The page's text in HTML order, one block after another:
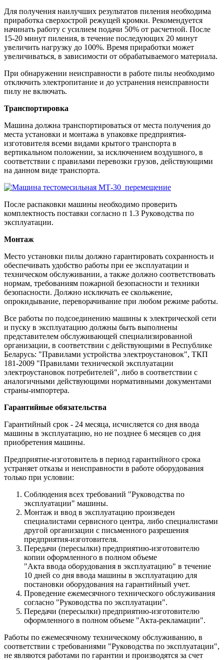
Для получения наилучших результатов пиления необходима
приработка сверхострой режущей кромки. Рекомендуется
начинать работу с усилием подачи 50% от расчетной. После
15-20 минут пиления, в течение последующих 20 минут
увеличить нагрузку до 100%. Время приработки может
увеличиваться, в зависимости от обрабатываемого материала.
При обнаружении неисправности в работе пилы необходимо
отключить электропитание и до устранения неисправности
пилу не включать.
Транспортировка
Машина должна транспортироваться от места получения до
места установки и монтажа в упаковке предприятия-
изготовителя всеми видами крытого транспорта в
вертикальном положении, за исключением воздушного, в
соответствии с правилами перевозки грузов, действующими
на данном виде транспорта.
После распаковки машины необходимо проверить
комплектность поставки согласно п 1.3 Руководства по
эксплуатации.
Монтаж
Место установки пилы должно гарантировать сохранность и
обеспечивать удобство работы при ее эксплуатации и
техническом обслуживании, а также должно соответствовать
нормам, требованиям пожарной безопасности и техники
безопасности. Должно исключать ее скольжение,
опрокидывание, переворачивание при любом режиме работы.
Все работы по подсоединению машины к электрической сети
и пуску в эксплуатацию должны быть выполнены
представителем обслуживающей специализированной
организации, в соответствии с действующими в Республике
Беларусь: "Правилами устройства электроустановок", ТКП
181-2009 "Правилами технической эксплуатации
электроустановок потребителей", либо в соответствии с
аналогичными действующими нормативными документами
страны-импортера.
Гарантийные обязательства
Гарантийный срок - 24 месяца, исчисляется со дня ввода
машины в эксплуатацию, но не позднее 6 месяцев со дня
приобретения машины.
Предприятие-изготовитель в период гарантийного срока
устраняет отказы и неисправности в работе оборудования
только при условии:
Соблюдения всех требований "Руководства по
эксплуатации" машины.
Монтаж и ввод в эксплуатацию произведен
специалистами сервисного центра, либо специалистами
другой организации с письменного разрешения
предприятия-изготовителя.
Передачи (пересылки) предприятию-изготовителю
копии оформленного в полном объеме
"Акта ввода оборудования в эксплуатацию" в течение
10 дней со дня ввода машины в эксплуатацию для
постановки оборудования на гарантийный учет.
Проведение ежемесячного технического обслуживания
согласно "Руководства по эксплуатации".
Передачи (пересылки) предприятию-изготовителю
оформленного в полном объеме "Акта-рекламации".
Работы по ежемесячному техническому обслуживанию, в
соответствии с требованиями "Руководства по эксплуатации",
не являются работами по гарантии и производятся за счет